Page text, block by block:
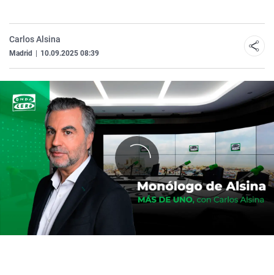
Carlos Alsina
Madrid 10.09.2025 08:39